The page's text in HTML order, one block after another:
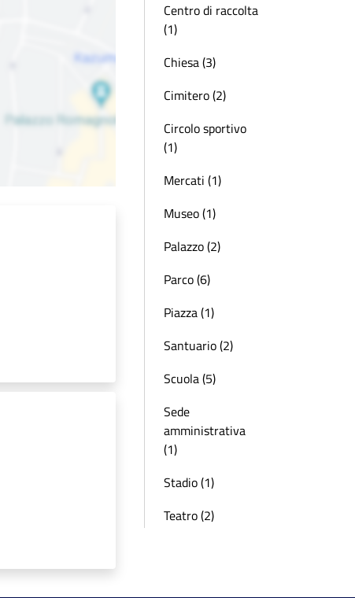
Centro di raccolta
(1)
Chiesa (3)
Cimitero (2)
Circolo sportivo
(1)
Mercati (1)
Museo (1)
Palazzo (2)
Parco (6)
Piazza (1)
Santuario (2)
Scuola (5)
Sede
amministrativa
(1)
Stadio (1)
Teatro (2)